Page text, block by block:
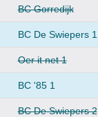
BC Gorredijk
BC De Swiepers 1
Oer it net 1
BC '85 1
BC De Swiepers 2